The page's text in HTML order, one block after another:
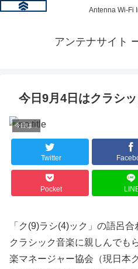
Antenna Wi-Fi
アンテナサイト
今日9月4日はクラシ
今日は何の日？
Twitter
Pocket
「ク(9)ラシ(4)ック」の語呂
クラシック音楽に親しんでも
楽マネージャー協会（現日本